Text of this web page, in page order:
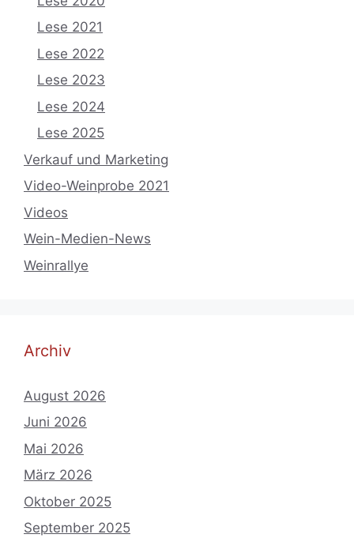
Lese 2021
Lese 2022
Lese 2023
Lese 2024
Lese 2025
Verkauf und Marketing
Video-Weinprobe 2021
Videos
Wein-Medien-News
Weinrallye
Archiv
August 2026
Juni 2026
Mai 2026
März 2026
Oktober 2025
September 2025